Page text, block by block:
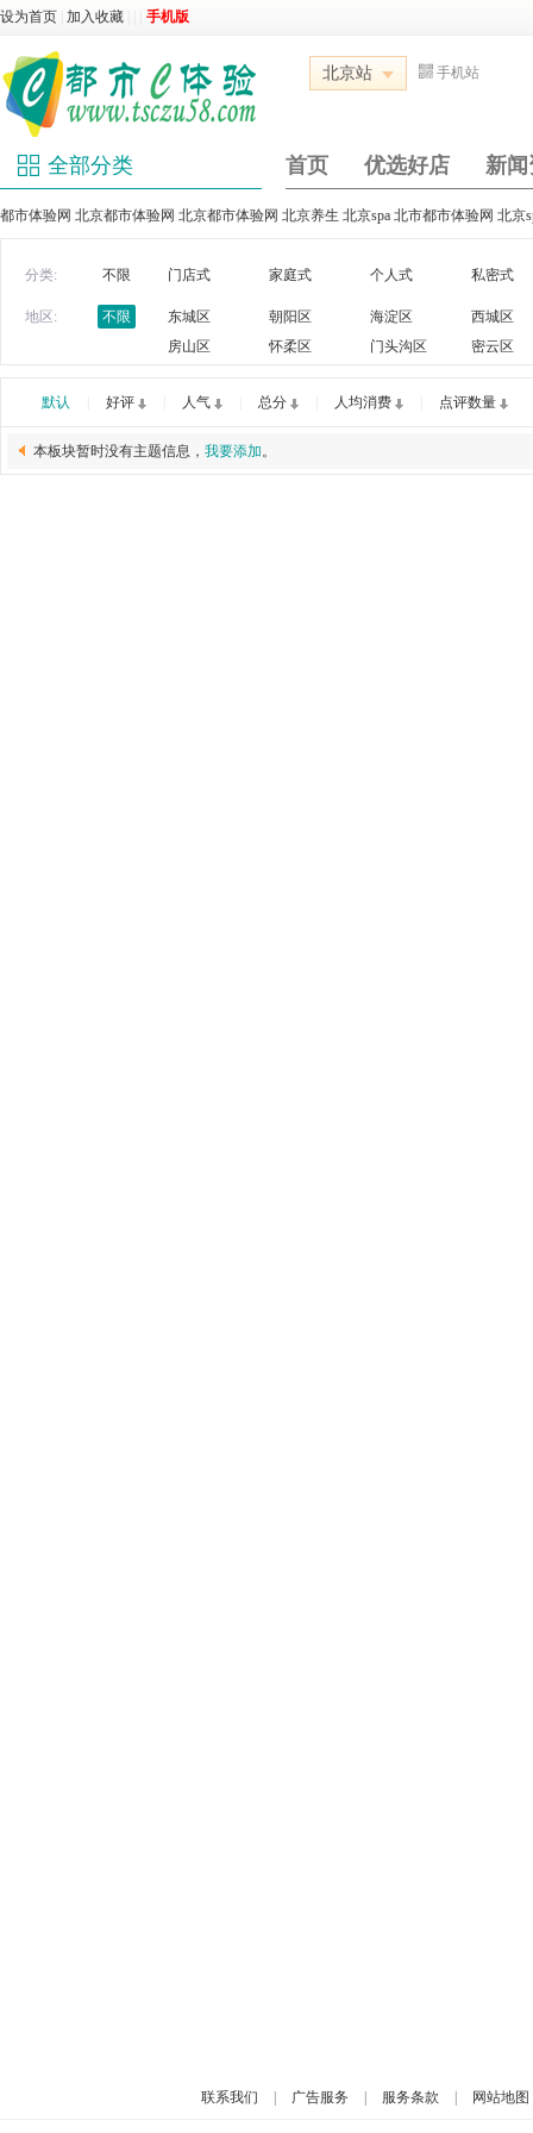
设为首页 加入收藏 手机版
北京站 手机站
全部分类 首页 优选好店 新闻
都市体验网 北京都市体验网 北京都市体验网 北京养生 北京spa 北市都市体验网 北京
分类: 不限 门店式 家庭式 个人式 私密式
地区: 不限 东城区 朝阳区 海淀区
西城区
房山区
怀柔区 门头沟区 密云区
默认 好评 人气 总分 人均消费 点评数量
本板块暂时没有主题信息， 我要添加。
联系我们 广告服务 服务条款 网站地图